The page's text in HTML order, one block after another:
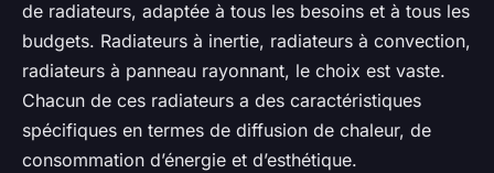
de radiateurs, adaptée à tous les besoins et à tous les
budgets. Radiateurs à inertie, radiateurs à convection,
radiateurs à panneau rayonnant, le choix est vaste.
Chacun de ces radiateurs a des caractéristiques
spécifiques en termes de diffusion de chaleur, de
consommation d’énergie et d’esthétique.